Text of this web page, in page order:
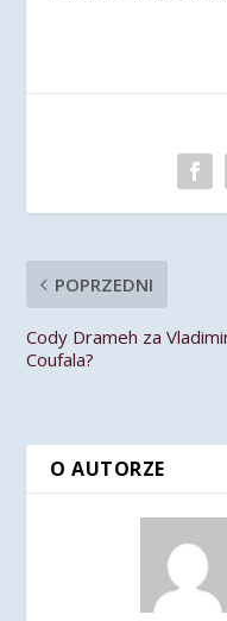
POPRZEDNI
Cody Drameh za
Coufala?
O AUTORZE